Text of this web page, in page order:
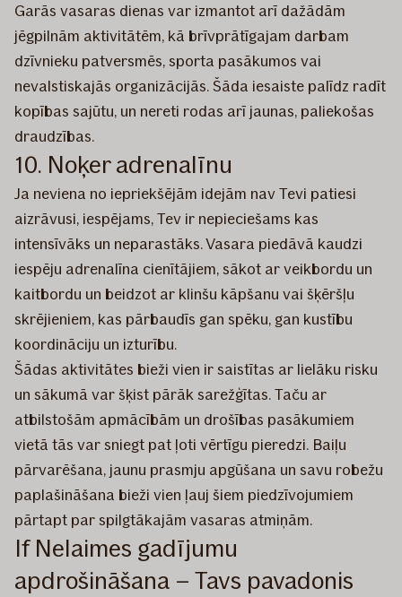
Garās vasaras dienas var izmantot arī dažādām
jēgpilnām aktivitātēm, kā brīvprātīgajam darbam
dzīvnieku patversmēs, sporta pasākumos vai
nevalstiskajās organizācijās. Šāda iesaiste palīdz radīt
kopības sajūtu, un nereti rodas arī jaunas, paliekošas
draudzības.
10. Noķer adrenalīnu
Ja neviena no iepriekšējām idejām nav Tevi patiesi
aizrāvusi, iespējams, Tev ir nepieciešams kas
intensīvāks un neparastāks. Vasara piedāvā kaudzi
iespēju adrenalīna cienītājiem, sākot ar veikbordu un
kaitbordu un beidzot ar klinšu kāpšanu vai šķēršļu
skrējieniem, kas pārbaudīs gan spēku, gan kustību
koordināciju un izturību.
Šādas aktivitātes bieži vien ir saistītas ar lielāku risku
un sākumā var šķist pārāk sarežģītas. Taču ar
atbilstošām apmācībām un drošības pasākumiem
vietā tās var sniegt pat ļoti vērtīgu pieredzi. Baiļu
pārvarēšana, jaunu prasmju apgūšana un savu robežu
paplašināšana bieži vien ļauj šiem piedzīvojumiem
pārtapt par spilgtākajām vasaras atmiņām.
If Nelaimes gadījumu
apdrošināšana – Tavs pavadonis